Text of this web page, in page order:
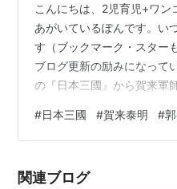
こんにちは、2児育児+ワン
あがいているぽんです。い
す（ブックマーク・スター
ブログ更新の励みになって
の『日本三國』から賀来軍
が、この作品を通して色々
でき、感性が揺さぶられた
www.udablog.com 賀来軍
#日本三國 #賀来泰明 #
関連ブログ